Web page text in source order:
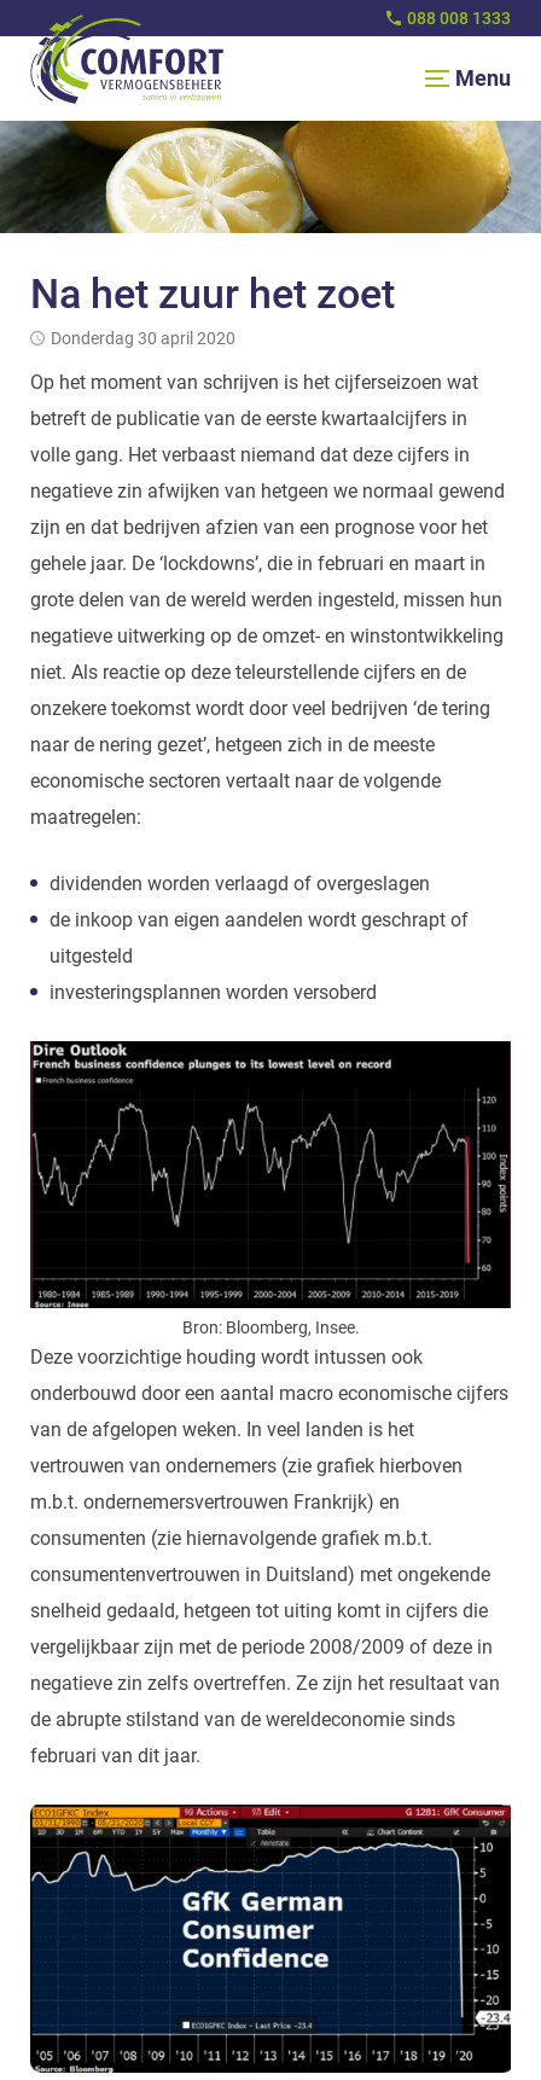
088 008 1333
Menu
Na het zuur het zoet
donderdag 30 april 2020
Op het moment van schrijven is het cijferseizoen wat
betreft de publicatie van de eerste kwartaalcijfers in
volle gang. Het verbaast niemand dat deze cijfers in
negatieve zin afwijken van hetgeen we normaal gewend
zijn en dat bedrijven afzien van een prognose voor het
gehele jaar. De ‘lockdowns’, die in februari en maart in
grote delen van de wereld werden ingesteld, missen hun
negatieve uitwerking op de omzet- en winstontwikkeling
niet. Als reactie op deze teleurstellende cijfers en de
onzekere toekomst wordt door veel bedrijven ‘de tering
naar de nering gezet’, hetgeen zich in de meeste
economische sectoren vertaalt naar de volgende
maatregelen:
dividenden worden verlaagd of overgeslagen
de inkoop van eigen aandelen wordt geschrapt of
uitgesteld
investeringsplannen worden versoberd
Bron: Bloomberg, Insee.
Deze voorzichtige houding wordt intussen ook
onderbouwd door een aantal macro economische cijfers
van de afgelopen weken. In veel landen is het
vertrouwen van ondernemers (zie grafiek hierboven
m.b.t. ondernemersvertrouwen Frankrijk) en
consumenten (zie hiernavolgende grafiek m.b.t.
consumentenvertrouwen in Duitsland) met ongekende
snelheid gedaald, hetgeen tot uiting komt in cijfers die
vergelijkbaar zijn met de periode 2008/2009 of deze in
negatieve zin zelfs overtreffen. Ze zijn het resultaat van
de abrupte stilstand van de wereldeconomie sinds
februari van dit jaar.